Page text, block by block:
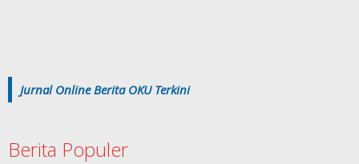
Jurnal Online Berita OKU Terkini
Berita Populer